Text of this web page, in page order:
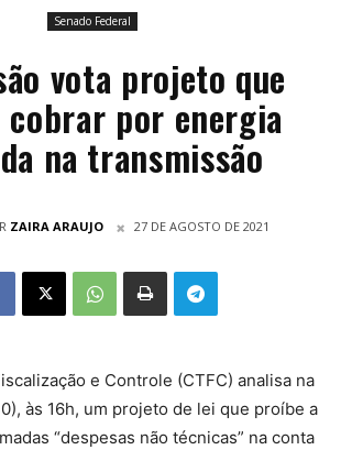
Senado Federal
vota projeto que
por energia
na transmissão
ZAIRA ARAUJO 27 DE AGOSTO DE 2021
e Controle (CTFC) analisa na
às 16h, um projeto de lei que proíbe a
“despesas não técnicas” na conta